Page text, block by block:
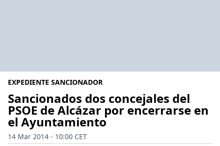
EXPEDIENTE SANCIONADOR
Sancionados dos concejales del
PSOE de Alcázar por encerrarse en
el Ayuntamiento
14 Mar 2014 - 10:00 CET